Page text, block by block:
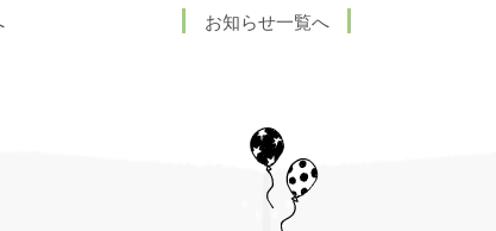
お知らせ一覧へ